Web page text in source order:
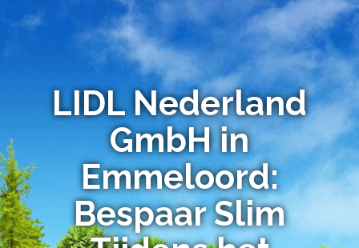
LIDL Nederland
GmbH in
Emmeloord:
Bespaar Slim